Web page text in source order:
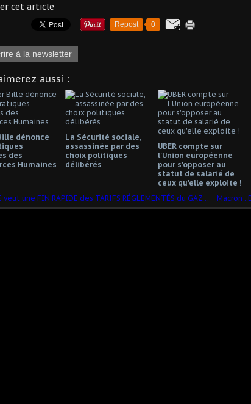
cet article
Repost 0
à la newsletter
aussi :
dénonce
des
Humaines
La Sécurité sociale,
assassinée par des
choix politiques
délibérés
UBER compte sur
l'Union européenne
pour s'opposer au
statut de salarié de
ceux qu'elle exploite !
ENGIE veut une FIN RAPIDE des TARIFS RÉGLEMENTÉS du GAZ qui augmente de 6,9 % le 1er janvier 2018